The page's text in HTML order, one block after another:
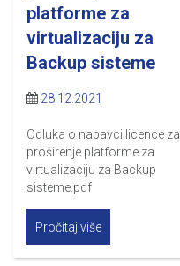
platforme za
virtualizaciju za
Backup sisteme
28.12.2021
Odluka o nabavci licence za
proširenje platforme za
virtualizaciju za Backup
sisteme.pdf
Pročitaj više